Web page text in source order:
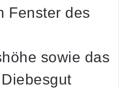
Fenster des
sowie das